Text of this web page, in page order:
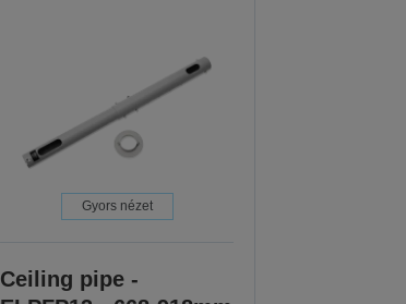
Gyors nézet
Ceiling pipe -